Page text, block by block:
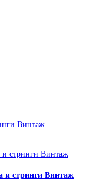
и стринги Винтаж